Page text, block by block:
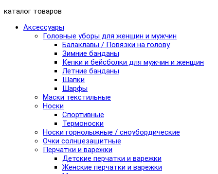
каталог товаров
Аксессуары
Головные уборы для женщин и мужчин
Балаклавы / Повязки на голову
Зимние банданы
Кепки и бейсболки для мужчин и женщин
Летние банданы
Шапки
Шарфы
Маски текстильные
Носки
Спортивные
Термоноски
Носки горнолыжные / сноубордические
Очки солнцезащитные
Перчатки и варежки
Детские перчатки и варежки
Женские перчатки и варежки